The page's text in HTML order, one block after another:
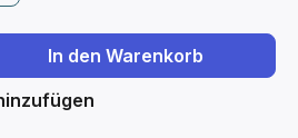
Gib den gewünschten
In den Warenkorb